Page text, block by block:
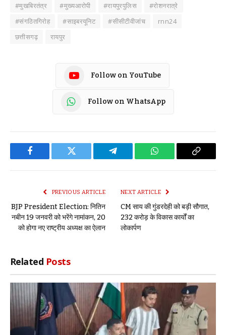
#मुखबिरतंत्र
#मुख्यआरोपी #रायपुरपुलिस
#रोशनरात्रे
#संगठितगिरोह
#साइबरयूनिट #सीसीटीवीजांच
rnn24
छत्तीसगढ़
रायपुर
Follow on YouTube
Follow on WhatsApp
Facebook Twitter Telegram WhatsApp Copy
PREVIOUS ARTICLE
BJP President Election: नितिन
नबीन 19 जनवरी को भरेंगे नामांकन, 20
को होगा नए राष्ट्रीय अध्यक्ष का ऐलान
NEXT ARTICLE
CM साय की गुंडरदेही को बड़ी सौगात,
232 करोड़ के विकास कार्यों का
लोकार्पण
Related Posts